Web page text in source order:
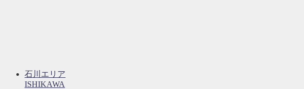
石川エリア
ISHIKAWA